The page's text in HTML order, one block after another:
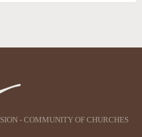
- COMMUNITY OF CHURCHES